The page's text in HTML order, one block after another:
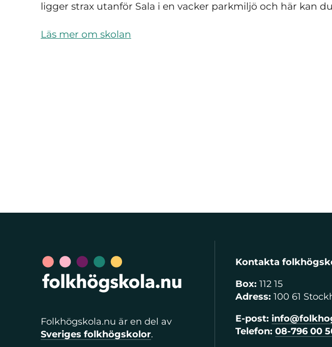
ligger strax utanför Sala i en vacker parkmiljö och här kan
Läs mer om skolan
Folkhögskola.nu är en del av
Sveriges folkhögskolor.
Kontakta
Box:112 15
Adress: 100 61
E-post:
Telefon: 08-796 00